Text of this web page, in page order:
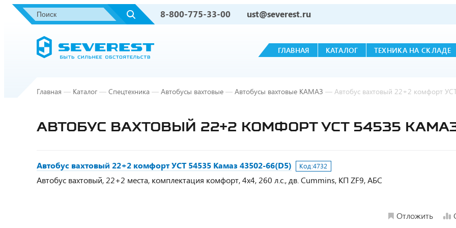
8-800-775-33-00 ust@severest.ru
ГЛАВНАЯ КАТАЛОГ ТЕХНИКА НА СКЛАДЕ
Главная — Каталог — Спецтехника — Автобусы вахтовые — Автобусы вахтовые КАМАЗ — Автобус вахтовый 22+2 комфорт
АВТОБУС ВАХТОВЫЙ 22+2 КОМФОРТ УСТ 54535
Автобус вахтовый 22+2 комфорт УСТ 54535 Камаз 43502-66(D5) Код:4732
Автобус вахтовый, 22+2 места, комплектация комфорт, 4х4, 260 л.с., дв. Cummins, КП ZF9, АБС
Отложить